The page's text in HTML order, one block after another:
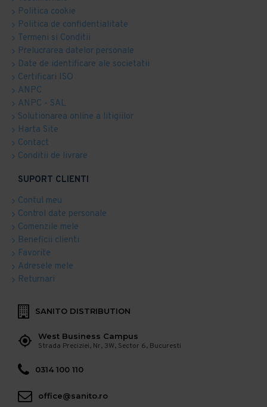
Politica cookie
Politica de confidentialitate
Termeni si Conditii
Prelucrarea datelor personale
Date de identificare ale societatii
Certificari ISO
ANPC
ANPC - SAL
Solutionarea online a litigiilor
Harta Site
Contact
Conditii de livrare
SUPORT CLIENTI
Contul meu
Control date personale
Comenzile mele
Beneficii clienti
Favorite
Adresele mele
Returnari
SANITO DISTRIBUTION
West Business Campus
Strada Preciziei, Nr, 3W, Sector 6, Bucuresti
0314 100 110
office@sanito.ro